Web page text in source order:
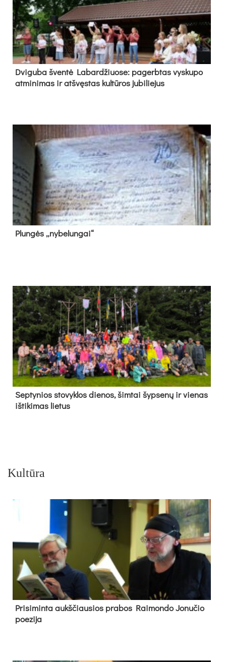
Dvi­gu­ba šven­tė La­bar­džiuo­se: pa­gerb­tas vys­ku­po
at­mi­ni­mas ir at­švęs­tas kul­tū­ros ju­bi­lie­jus
Plun­gės „ny­be­lun­gai“
Sep­ty­nios sto­vyk­los die­nos, šim­tai šyp­se­nų ir vie­nas
iš­ti­ki­mas lie­tus
Kultūra
Pri­si­min­ta aukš­čiau­sios pra­bos Rai­mon­do Jo­nu­čio
poe­zi­ja